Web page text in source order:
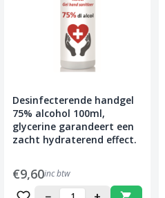
Desinfecterende handgel
75% alcohol 100ml,
glycerine garandeert een
zacht hydraterend effect.
€9,60inc btw